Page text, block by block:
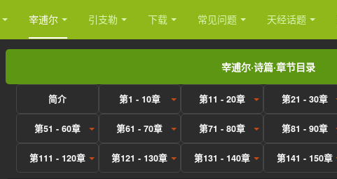
宰逋尔 引支勒 下载 常见问题 天经话题
宰逋尔·诗篇·章节目录
简介 第1 - 10章 第11 - 20章 第21 - 30章
第51 - 60章 第61 - 70章 第71 - 80章 第81 - 90章
第111 - 120章 第121 - 130章 第131 - 140章 第141 - 150章